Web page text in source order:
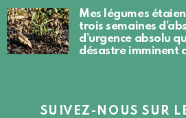
Mes légumes
trois semaines
d’urgence absolu
désastre imminent
SUIVEZ-NOUS SUR